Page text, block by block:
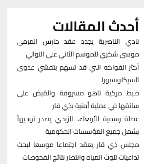
أحدث المقالات
نادي الناصرية يجدد عقد حارس المرمى
موسى شكري للموسم الثاني على التوالي
أكثر الفواكه التي قد تسهم بتفشي عدوى
السيكلوسبورا
ضبط مركبة تاهو مسروقة والقبض على
سائقها في عملية أمنية بذي قار
عطلة رسمية الأربعاء.. الزيدي يصدر توجيهاً
يشمل جميع المؤسسات الحكومية
مجلس ذي قار يعقد اجتماعا موسعا لبحث
تداعيات تلوث المياه وانتظار نتائج الفحوصات